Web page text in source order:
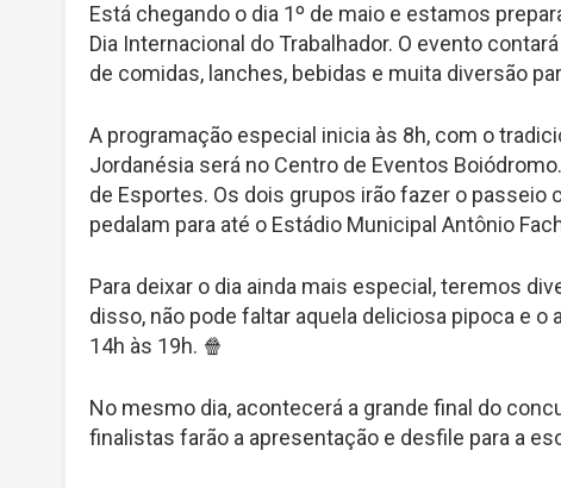
Está chegando o dia 1º de maio e estamos
Dia Internacional do Trabalhador. O evento
de comidas, lanches, bebidas e muita diversão
A programação especial inicia às 8h, com o
Jordanésia será no Centro de Eventos
de Esportes. Os dois grupos irão fazer o
pedalam para até o Estádio Municipal Antônio
Para deixar o dia ainda mais especial, teremos
disso, não pode faltar aquela deliciosa pipoca e
14h às 19h. 🍿
No mesmo dia, acontecerá a grande final do
finalistas farão a apresentação e desfile para a